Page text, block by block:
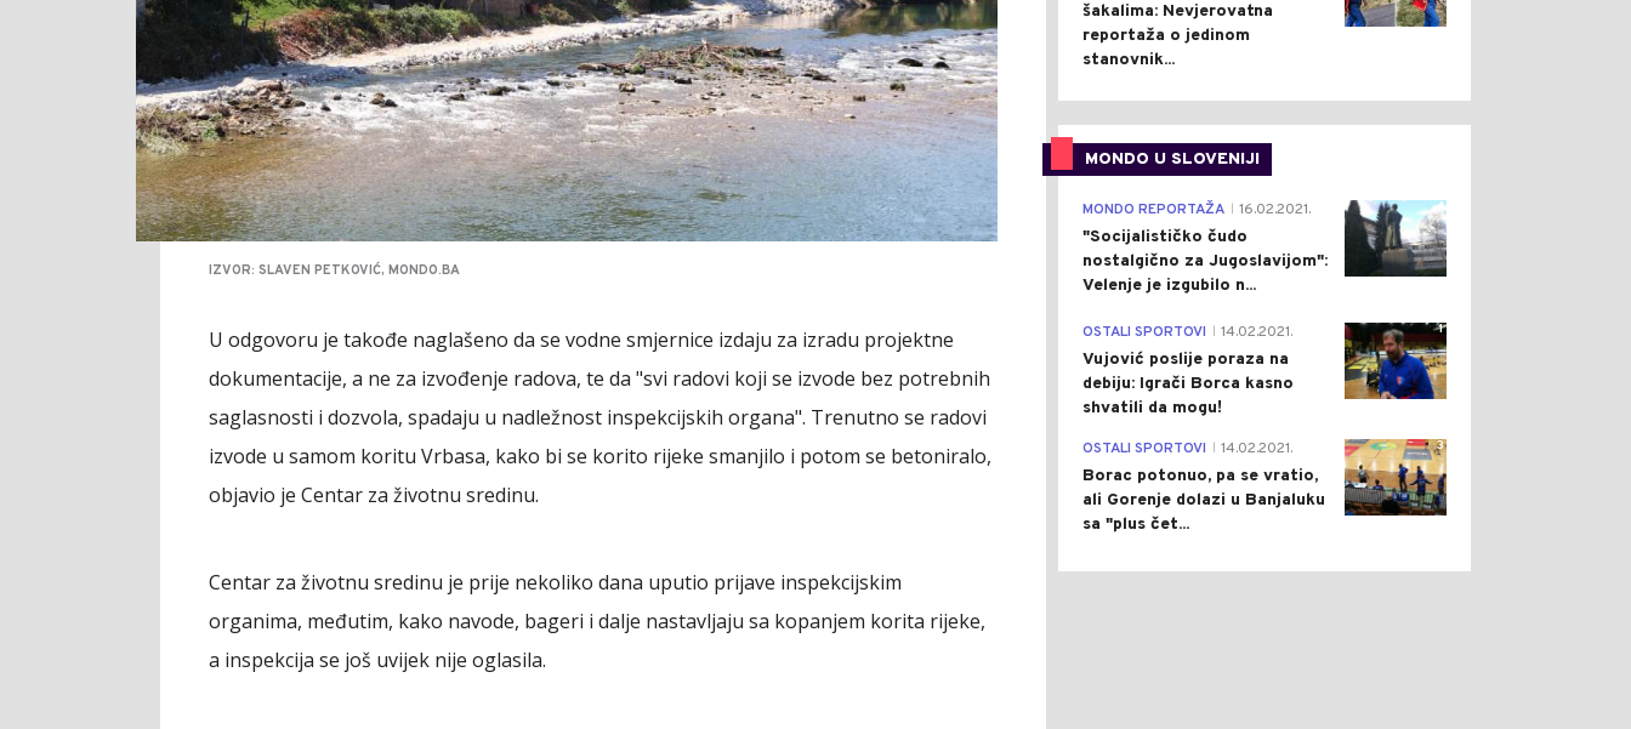
IZVOR: SLAVEN PETKOVIĆ, MONDO.BA
U odgovoru je takođe naglašeno da se vodne smjernice izdaju za izradu projektne
dokumentacije, a ne za izvođenje radova, te da "svi radovi koji se izvode bez potrebnih
saglasnosti i dozvola, spadaju u nadležnost inspekcijskih organa". Trenutno se radovi
izvode u samom koritu Vrbasa, kako bi se korito rijeke smanjilo i potom se betoniralo,
objavio je Centar za životnu sredinu.
Centar za životnu sredinu je prije nekoliko dana uputio prijave inspekcijskim
organima, međutim, kako navode, bageri i dalje nastavljaju sa kopanjem korita rijeke,
a inspekcija se još uvijek nije oglasila.
šakalima: Nevjerovatna
reportaža o jedinom
stanovnik...
MONDO U SLOVENIJI
4
MONDO REPORTAŽA 16.02.2021.
"Socijalističko čudo
nostalgično za Jugoslavijom":
Velenje je izgubilo n...
1
OSTALI SPORTOVI 14.02.2021.
Vujović poslije poraza na
debiju: Igrači Borca kasno
shvatili da mogu!
3
OSTALI SPORTOVI 14.02.2021.
Borac potonuo, pa se vratio,
ali Gorenje dolazi u Banjaluku
sa "plus čet...